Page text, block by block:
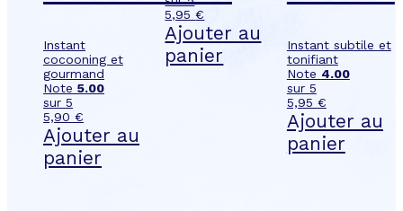
Instant
cocooning et
gourmand
Note 5.00
sur 5
5,90 €
Ajouter au
panier
5,95€
Ajouter au
panier
Instant subtile et
tonifiant
Note 4.00
sur 5
5,95 €
Ajouter au
panier